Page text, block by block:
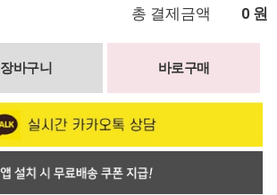
총 결제금액 0 원
장바구니 바로구매